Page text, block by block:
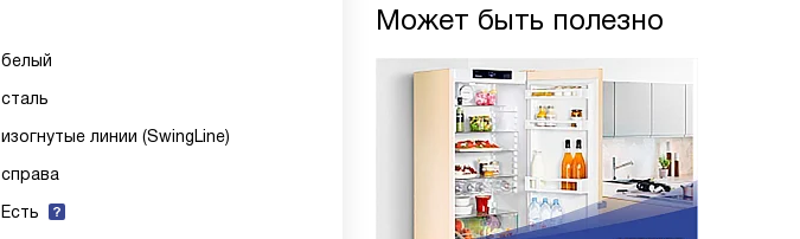
Может быть полезно
белый
сталь
изогнутые линии (SwingLine)
справа
Есть